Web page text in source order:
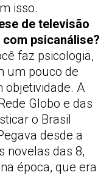
isso.
de televisão
psicanálise?
faz psicologia,
um pouco de
objetividade. A
Globo e das
o Brasil
desde a
novelas das 8,
época, que era